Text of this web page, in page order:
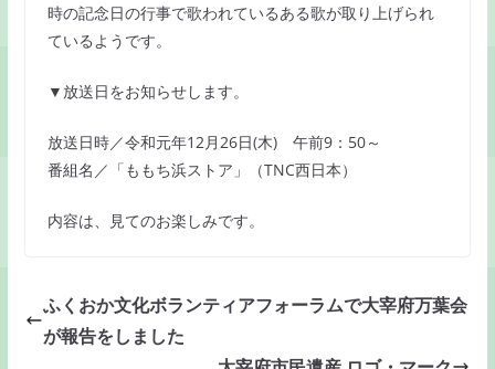
時の記念日の行事で歌われているある歌が取り上げられ
ているようです。
▼放送日をお知らせします。
放送日時／令和元年12月26日(木) 午前9：50～
番組名／「ももち浜ストア」（TNC西日本）
内容は、見てのお楽しみです。
ふくおか文化ボランティアフォーラムで大宰府万葉会
が報告をしました